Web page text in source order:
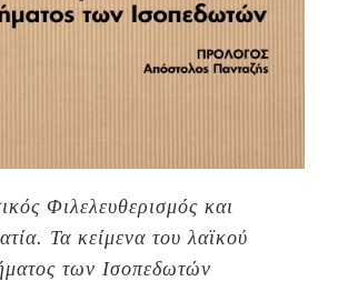
Φιλελευθερισμός και
Τα κείμενα του λαϊκού
των Ισοπεδωτών